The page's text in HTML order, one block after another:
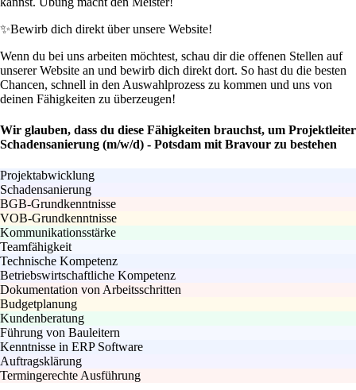
✨Bewirb dich direkt über unsere Website!
Wenn du bei uns arbeiten möchtest, schau dir die offenen Stellen auf
unserer Website an und bewirb dich direkt dort. So hast du die besten
Chancen, schnell in den Auswahlprozess zu kommen und uns von
deinen Fähigkeiten zu überzeugen!
Wir glauben, dass du diese Fähigkeiten brauchst, um Projektleiter
Schadensanierung (m/w/d) - Potsdam mit Bravour zu bestehen
Projektabwicklung
Schadensanierung
BGB-Grundkenntnisse
VOB-Grundkenntnisse
Kommunikationsstärke
Teamfähigkeit
Technische Kompetenz
Betriebswirtschaftliche Kompetenz
Dokumentation von Arbeitsschritten
Budgetplanung
Kundenberatung
Führung von Bauleitern
Kenntnisse in ERP Software
Auftragsklärung
Termingerechte Ausführung